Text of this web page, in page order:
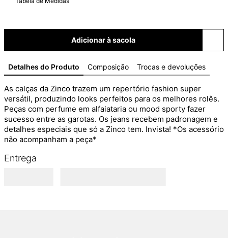
Adicionar à sacola
Detalhes do Produto Composição Trocas e devoluções
As calças da Zinco trazem um repertório fashion super
versátil, produzindo looks perfeitos para os melhores rolês.
Peças com perfume em alfaiataria ou mood sporty fazer
sucesso entre as garotas. Os jeans recebem padronagem e
detalhes especiais que só a Zinco tem. Invista! *Os acessório
não acompanham a peça*
Entrega